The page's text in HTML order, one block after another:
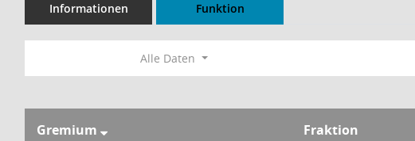
Informationen Funktion
Alle Daten
Gremium Fraktion